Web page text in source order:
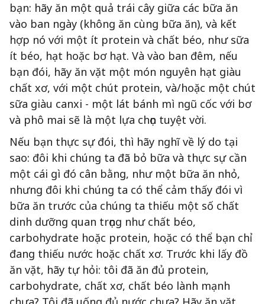
bạn: hãy ăn một quả trái cây giữa các bữa ăn
vào ban ngày (không ăn cùng bữa ăn), và kết
hợp nó với một ít protein và chất béo, như sữa
ít béo, hạt hoặc bơ hạt. Và vào ban đêm, nếu
bạn đói, hãy ăn vặt một món nguyên hạt giàu
chất xơ, với một chút protein, và/hoặc một chút
sữa giàu canxi - một lát bánh mì ngũ cốc với bơ
và phô mai sẽ là một lựa chọn tuyệt vời.
Nếu bạn thực sự đói, thì hãy nghĩ về lý do tại
sao: đôi khi chúng ta đã bỏ bữa và thực sự cần
một cái gì đó cân bằng, như một bữa ăn nhỏ,
nhưng đôi khi chúng ta có thể cảm thấy đói vì
bữa ăn trước của chúng ta thiếu một số chất
dinh dưỡng quan trọng như chất béo,
carbohydrate hoặc protein, hoặc có thể bạn chỉ
đang thiếu nước hoặc chất xơ. Trước khi lấy đồ
ăn vặt, hãy tự hỏi: tôi đã ăn đủ protein,
carbohydrate, chất xơ, chất béo lành mạnh